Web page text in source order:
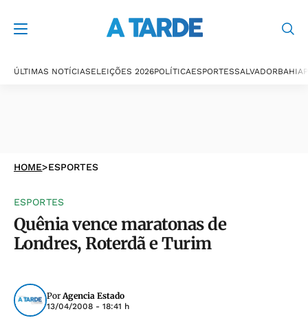
ÚLTIMAS NOTÍCIASELEIÇÕES 2026POLÍTICAESPORTESSALVADORBAHIA
HOME>ESPORTES
ESPORTES
Quênia vence maratonas de
Londres, Roterdã e Turim
PorAgencia Estado
13/04/2008 - 18:41 h